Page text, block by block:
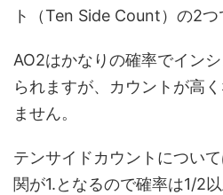
ト（Ten Side Count）の2つ
AO2はかなりの確率でイン
られますが、カウントが高
ません。
テンサイドカウントについ
関が1.となるので確率は1/2